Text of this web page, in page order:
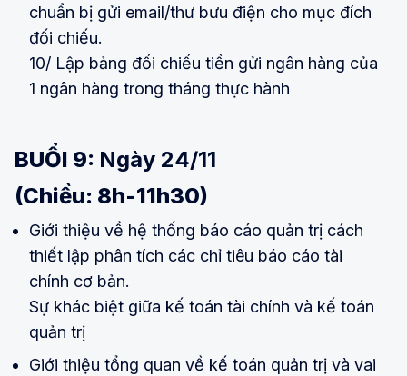
chuẩn bị gửi email/thư bưu điện cho mục đích
đối chiếu.
10/ Lập bảng đối chiếu tiền gửi ngân hàng của
1 ngân hàng trong tháng thực hành
BUỔI 9: Ngày 24/11
(Chiều: 8h-11h30)
Giới thiệu về hệ thống báo cáo quản trị cách
thiết lập phân tích các chỉ tiêu báo cáo tài
chính cơ bản.
Sự khác biệt giữa kế toán tài chính và kế toán
quản trị
Giới thiệu tổng quan về kế toán quản trị và vai